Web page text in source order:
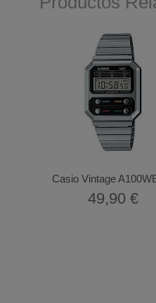
Casio Vintage
49,90 €